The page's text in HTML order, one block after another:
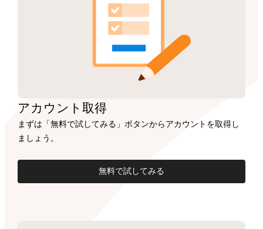
アカウント取得
まずは「無料で試してみる」ボタンからアカウントを取得し
ましょう。
無料で試してみる